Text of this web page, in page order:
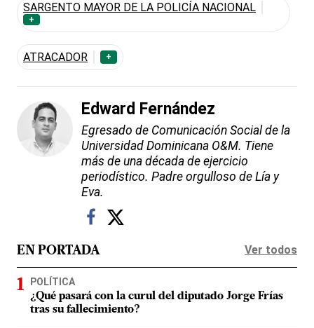
SARGENTO MAYOR DE LA POLICÍA NACIONAL
+
ATRACADOR +
Edward Fernández
Egresado de Comunicación Social de la
Universidad Dominicana O&M. Tiene
más de una década de ejercicio
periodístico. Padre orgulloso de Lía y
Eva.
EN PORTADA Ver todos
POLÍTICA
¿Qué pasará con la curul del diputado Jorge Frías
tras su fallecimiento?